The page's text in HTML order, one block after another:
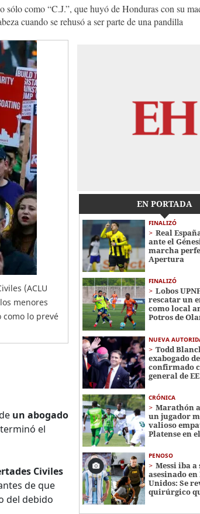
como “C.J.”, que huyó de Honduras con su
cuando se rehusó a ser parte de una pandilla
(ACLU
menores
lo prevé
un abogado
el
Civiles
de que
del debido
EN PORTADA
FINALIZÓ
Real
ante el
marcha
Apertura
FINALIZÓ
Lobos
rescatar un
como local
Potros de
NUEVA
Todd
exabogado
confirmado
general de
CRÓNICA
Marathón
un jugador
valioso
Platense en
PENOSO
Messi iba a
asesinado en
Unidos: Se
quirúrgico